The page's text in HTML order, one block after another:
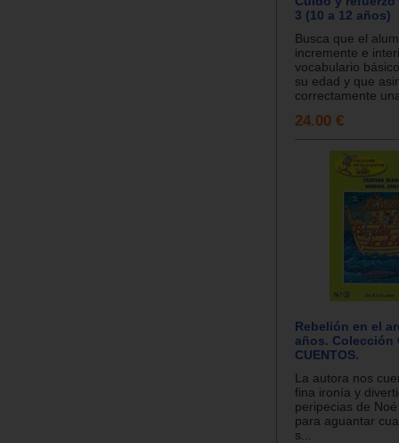
3 (10 a 12 años)
Busca que el
incremente e
vocabulario
su edad y que
correctamente
24.00 €
Rebelión en el
años. Colección
CUENTOS.
La autora nos
fina ironía y
peripecias de
para aguantar
s...